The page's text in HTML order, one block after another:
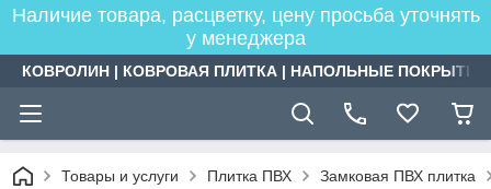
Наличие товара, расцветку, цену просьба уточнять
у менеджера
КОВРОЛИН | КОВРОВАЯ ПЛИТКА | НАПОЛЬНЫЕ
Товары и услуги Плитка ПВХ Замковая ПВХ плитка